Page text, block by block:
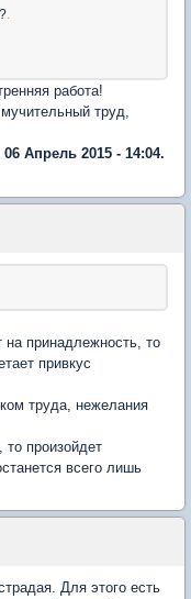
?.
работа!
труд,
Апрель 2015 - 14:04.
принадлежность, то
привкус
труда, нежелания
произойдет
всего лишь
Для этого есть